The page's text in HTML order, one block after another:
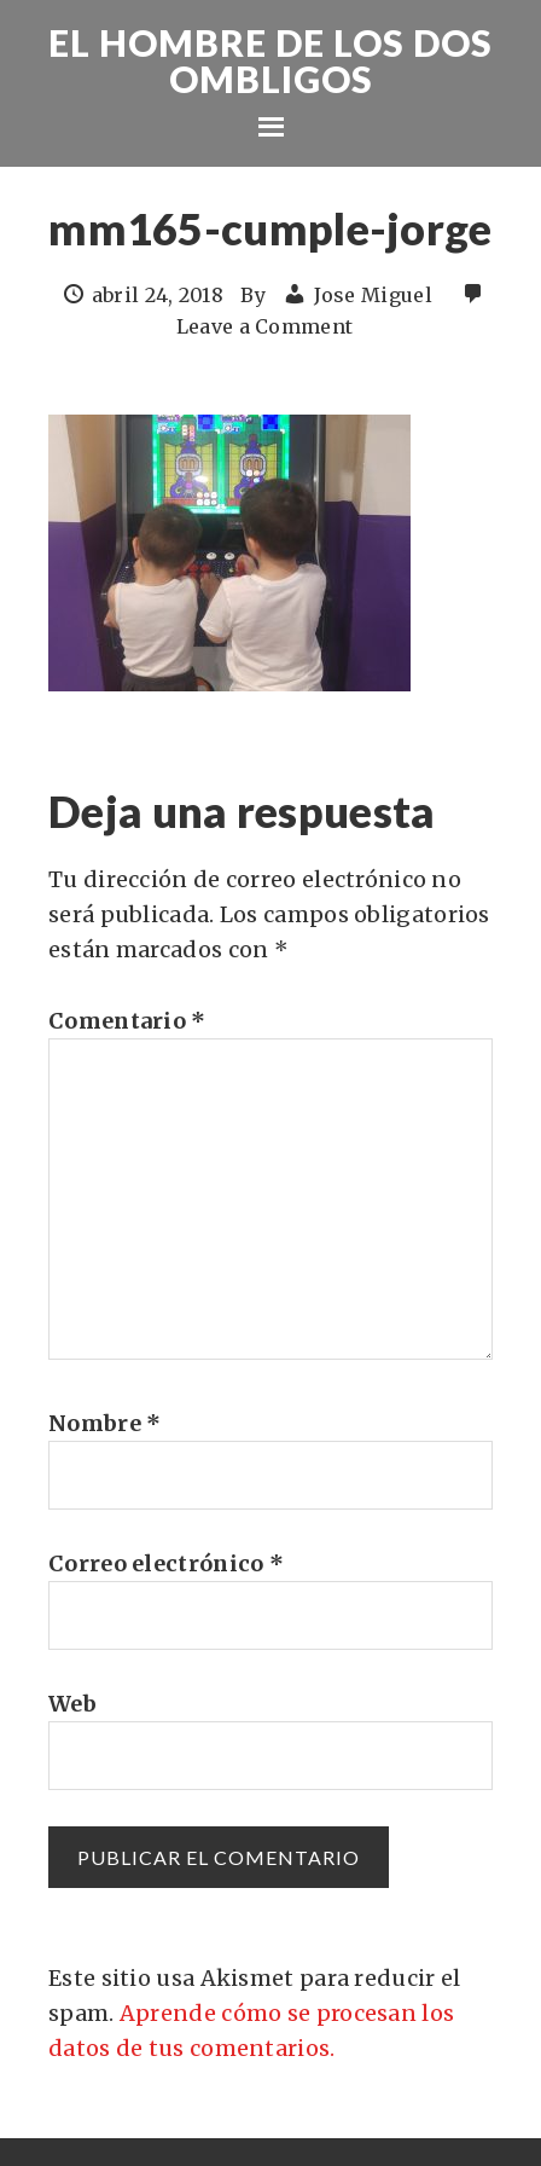
EL HOMBRE DE LOS DOS
OMBLIGOS
mm165-cumple-jorge
abril 24, 2018 By
Jose Miguel
Leave a Comment
Deja una respuesta
Tu dirección de correo electrónico no
será publicada. Los campos obligatorios
están marcados con *
Comentario *
Nombre *
Correo electrónico *
Web
Este sitio usa Akismet para reducir el
spam.Aprende cómo se procesan los
datos de tus comentarios.